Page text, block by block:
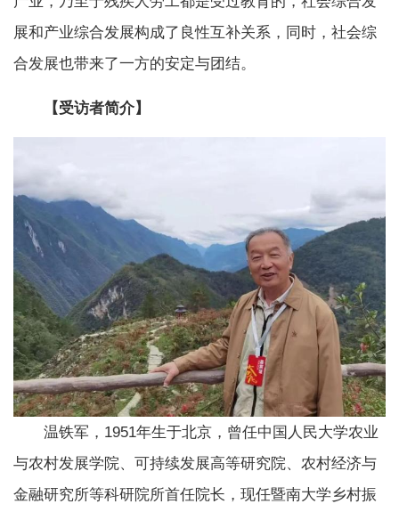
展和产业综合发展构成了良性互补关系，同时，社会综
合发展也带来了一方的安定与团结。
【受访者简介】
温铁军，1951年生于北京，曾任中国人民大学农业
与农村发展学院、可持续发展高等研究院、农村经济与
金融研究所等科研院所首任院长，现任暨南大学乡村振